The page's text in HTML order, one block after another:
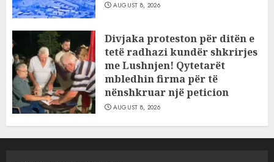
AUGUST 8, 2026
Divjaka proteston për ditën e
tetë radhazi kundër shkrirjes
me Lushnjen! Qytetarët
mbledhin firma për të
nënshkruar një peticion
AUGUST 8, 2026